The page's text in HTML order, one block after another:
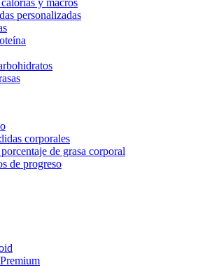
personalizadas
corporales
de grasa corporal
de progreso